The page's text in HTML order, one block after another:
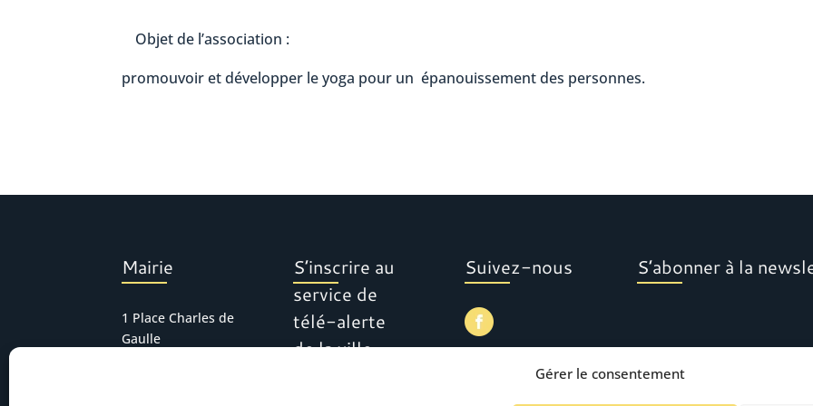
Gérer le consentement
Objet de l’association :
promouvoir et développer le yoga pour un épanouissement des personnes.
Mairie
1 Place Charles de
Gaulle
S’inscrire au
service de
télé-alerte
de la ville
Suivez-nous S’abonner à la